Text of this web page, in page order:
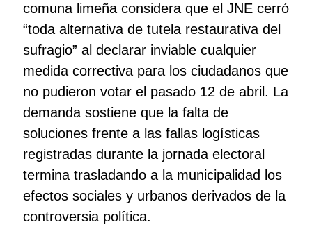
comuna limeña considera que el JNE cerró
“toda alternativa de tutela restaurativa del
sufragio” al declarar inviable cualquier
medida correctiva para los ciudadanos que
no pudieron votar el pasado 12 de abril. La
demanda sostiene que la falta de
soluciones frente a las fallas logísticas
registradas durante la jornada electoral
termina trasladando a la municipalidad los
efectos sociales y urbanos derivados de la
controversia política.